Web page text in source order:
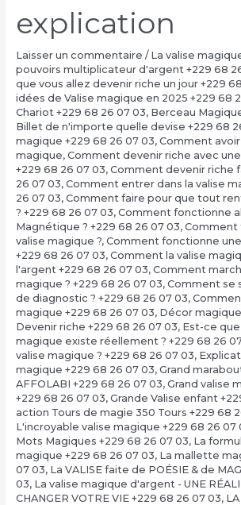
explication
Laisser un commentaire / La valise
pouvoirs multiplicateur d'argent +229 68
que vous allez devenir riche un jour +229
idées de Valise magique en 2025 +229 68
Chariot +229 68 26 07 03, Berceau
Billet de n'importe quelle devise +229 68
magique +229 68 26 07 03, Comment
magique, Comment devenir riche avec
+229 68 26 07 03, Comment devenir riche
26 07 03, Comment entrer dans la valise
26 07 03, Comment faire pour que tout
? +229 68 26 07 03, Comment fonctionne
Magnétique ? +229 68 26 07 03, Comment
valise magique ?, Comment fonctionne
+229 68 26 07 03, Comment la valise
l'argent +229 68 26 07 03, Comment
magique ? +229 68 26 07 03, Comment se
de diagnostic ? +229 68 26 07 03,
magique +229 68 26 07 03, Décor
Devenir riche +229 68 26 07 03, Est-ce
magique existe réellement ? +229 68 26
valise magique ? +229 68 26 07 03,
magique +229 68 26 07 03, Grand
AFFOLABI +229 68 26 07 03, Grand valise
+229 68 26 07 03, Grande Valise enfant
action Tours de magie 350 Tours +229 68
L'incroyable valise magique +229 68 26 07
Mots Magiques +229 68 26 07 03, La
magique +229 68 26 07 03, La mallette
07 03, La VALISE faite de POÉSIE & de
03, La valise magique d'argent - UNE
CHANGER VOTRE VIE +229 68 26 07 03,